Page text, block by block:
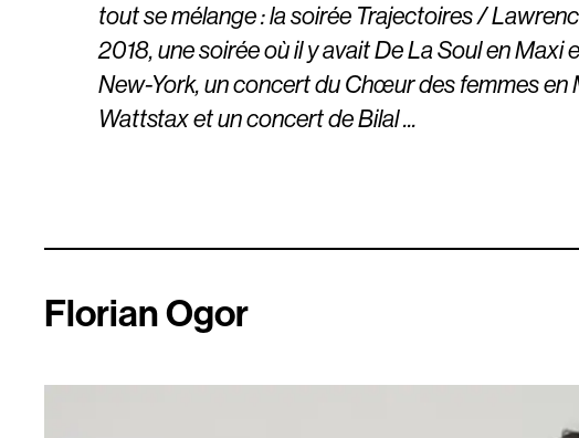
tout se mélange : la soirée Trajectoires /
2018, une soirée où il y avait De La Soul en
New-York, un concert du Chœur des femmes
Wattstax et un concert de Bilal ...
Florian Ogor